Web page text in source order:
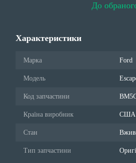
До
Характеристики
Марка Ford
Модель
Код запчастини
Країна виробник США
Стан
Тип запчастини